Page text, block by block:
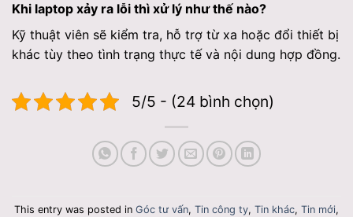
Khi laptop xảy ra lỗi thì xử lý như thế nào?
Kỹ thuật viên sẽ kiểm tra, hỗ trợ từ xa hoặc đổi thiết bị
khác tùy theo tình trạng thực tế và nội dung hợp đồng.
5/5 - (24 bình chọn)
This entry was posted in Góc tư vấn, Tin công ty, Tin khác, Tin mới,